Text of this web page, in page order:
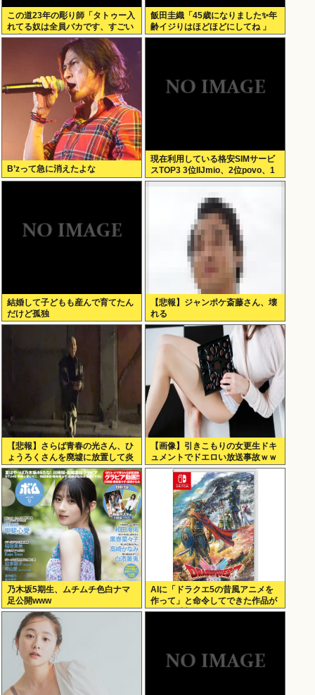
この道23年の彫り師「タトゥー入
れてる奴は全員バカです、すごい
民度低い」
飯田圭織「45歳になりました✨年
齢イジりはほどほどにしてね 」
B’zって急に消えたよな
現在利用している格安SIMサービ
スTOP3 3位IIJmio、2位povo、1
位ahamo
結婚して子どもも産んで育てたん
だけど孤独
【悲報】ジャンポケ斎藤さん、壊
れる
【悲報】さらば青春の光さん、ひ
ょうろくさんを廃墟に放置して炎
上www
【画像】引きこもりの女更生ドキ
ュメントでドエロい放送事故ｗｗ
ｗ
乃木坂5期生、ムチムチ色白ナマ
足公開www
AIに「ドラクエ5の昔風アニメを
作って」と命令してできた作品が
これ、感想よろ